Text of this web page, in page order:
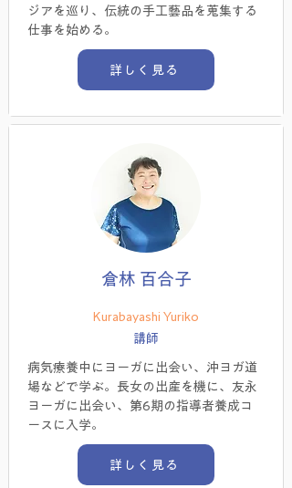
ジアを巡り、伝統の手工藝品を蒐集する
仕事を始める。
詳しく見る
倉林 百合子
Kurabayashi Yuriko
講師
病気療養中にヨーガに出会い、沖ヨガ道
場などで学ぶ。長女の出産を機に、友永
ヨーガに出会い、第6期の指導者養成コ
ースに入学。
詳しく見る